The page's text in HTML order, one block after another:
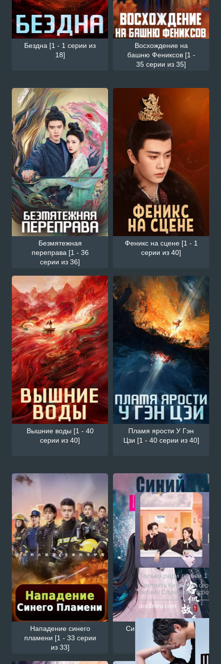
Бездна [1 - 1 серии из
18]
Восхождение на
башню Фениксов [1 -
35 серии из 35]
Безмятежная
переправа [1 - 36
серии из 36]
Феникс на сцене [1 - 1
серии из 40]
Вышние воды [1 - 40
серии из 40]
Пламя ярости У Гэн
Цзи [1 - 40 серии из 40]
Нападение синего
пламени [1 - 33 серии
из 33]
Синий шёпот 2 [1 - 20
серии из 20]
Смотрите также
Только ради любви 1 -
Смотреть Китайский
любви / Случайная любовь /
сской озвучкой онлайн на
doramiru.com